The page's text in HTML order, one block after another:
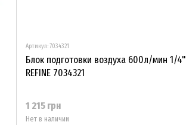
Артикул: 7034321
Блок подготовки воздуха 600л/мин 1/4"
REFINE 7034321
1 215 грн
Нет в наличии